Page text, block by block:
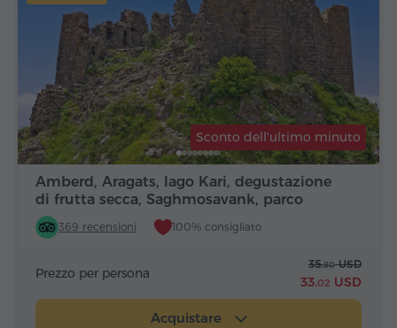
Amberd, Aragats, lago Kari, degustazione
di frutta secca, Saghmosavank, parco
Alfabeto
Sconto dell'ultimo minuto
369 recensioni 100% consigliato
Prezzo per persona
35.80USD
33.02 USD
Acquistare